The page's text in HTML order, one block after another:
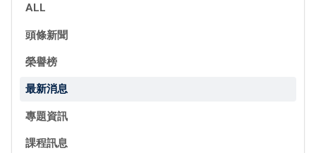
ALL
頭條新聞
榮譽榜
最新消息
專題資訊
課程訊息